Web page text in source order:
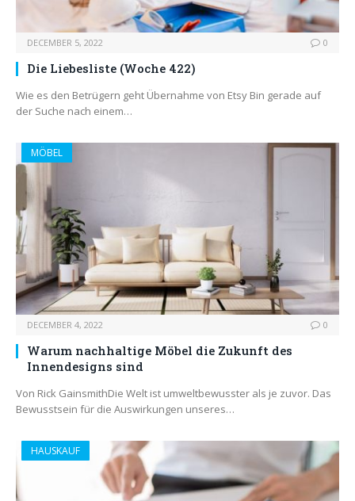
DECEMBER 5, 2022 0
Die Liebesliste (Woche 422)
Wie es den Betrügern geht Übernahme von Etsy Bin gerade auf
der Suche nach einem…
MÖBEL
DECEMBER 4, 2022 0
Warum nachhaltige Möbel die Zukunft des
Innendesigns sind
Von Rick GainsmithDie Welt ist umweltbewusster als je zuvor. Das
Bewusstsein für die Auswirkungen unseres…
HAUSKAUF